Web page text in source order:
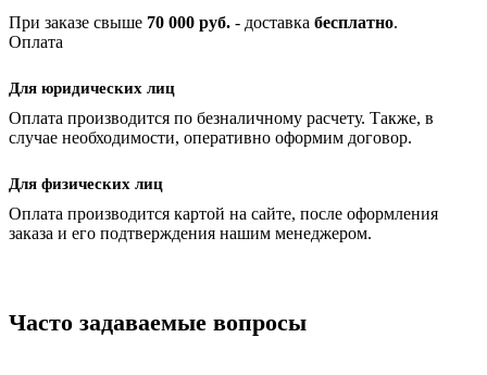
При заказе свыше 70 000 руб. - доставка бесплатно.
Оплата
Для юридических лиц
Оплата производится по безналичному расчету. Также, в
случае необходимости, оперативно оформим договор.
Для физических лиц
Оплата производится картой на сайте, после оформления
заказа и его подтверждения нашим менеджером.
Часто задаваемые вопросы